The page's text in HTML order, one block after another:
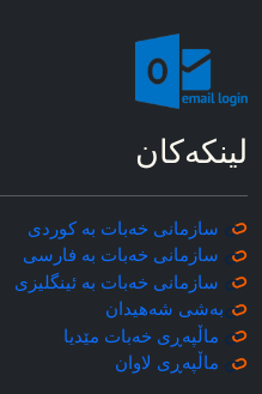
لینکه‌کان
سازمانی خه‌بات به کوردی
سازمانی خه‌بات به فارسی
سازمانی خه‌بات به ئینگلیزی
به‌شی شه‌هیدان
ماڵپه‌ڕی خه‌بات مێدیا
ماڵپه‌ڕی لاوان